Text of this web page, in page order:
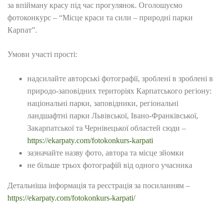
за впійману красу під час прогулянок. Оголошуємо
фотоконкурс – “Місце краси та сили – природні парки
Карпат”.
Умови участі прості:
надсилайте авторські фотографії, зроблені в зроблені в
природо-заповідних територіях Карпатського регіону:
національні парки, заповідники, регіональні
ландшафтні парки Львівської, Івано-Франківської,
Закарпатської та Чернівецької областей сюди –
https://ekarpaty.com/fotokonkurs-karpati
зазначайте назву фото, автора та місце зйомки
не більше трьох фотографій від одного учасника
Детальніша інформація та реєстрація за посиланням –
https://ekarpaty.com/fotokonkurs-karpati/